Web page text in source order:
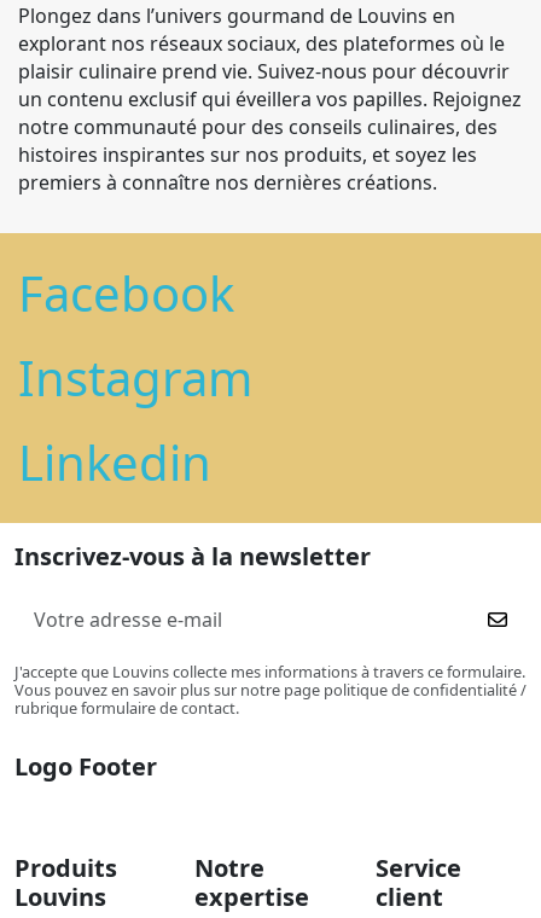
Plongez dans l’univers gourmand de Louvins en
explorant nos réseaux sociaux, des plateformes où le
plaisir culinaire prend vie. Suivez-nous pour découvrir
un contenu exclusif qui éveillera vos papilles. Rejoignez
notre communauté pour des conseils culinaires, des
histoires inspirantes sur nos produits, et soyez les
premiers à connaître nos dernières créations.
Facebook
Instagram
Linkedin
Inscrivez-vous à la newsletter
J'accepte que Louvins collecte mes informations à travers ce formulaire.
Vous pouvez en savoir plus sur notre page politique de confidentialité /
rubrique formulaire de contact.
Logo Footer
Produits
Louvins
Notre
expertise
Service
client